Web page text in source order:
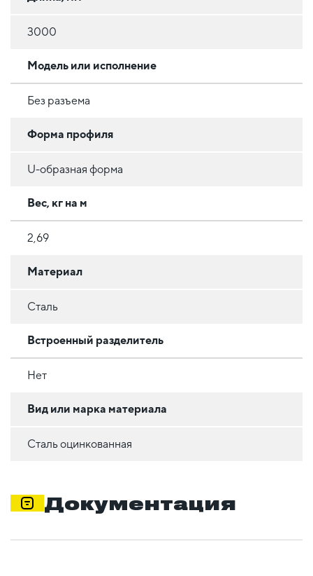
3000
Модель или исполнение
Без разъема
Форма профиля
U-образная форма
Вес, кг на м
2,69
Материал
Сталь
Встроенный разделитель
Нет
Вид или марка материала
Сталь оцинкованная
Документация